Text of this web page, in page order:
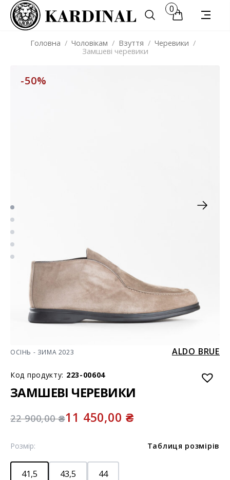
0
Головна / Чоловікам / Взуття / Черевики /
Замшеві черевики
-50%
ОСІНЬ - ЗИМА 2023 ALDO BRUE
Код продукту: 223-00604
ЗАМШЕВІ ЧЕРЕВИКИ
22 900,00₴11 450,00 ₴
Розмір: Таблиця розмірів
41,5 43,5 44